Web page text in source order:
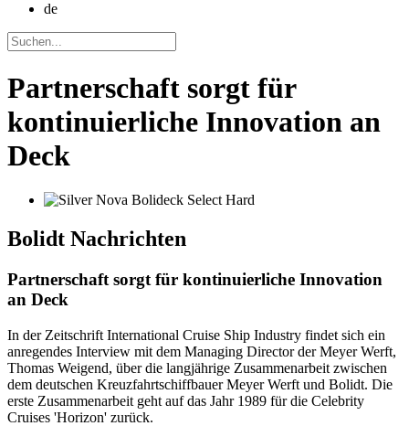
de
Partnerschaft sorgt für
kontinuierliche Innovation an
Deck
Bolidt Nachrichten
Partnerschaft sorgt für kontinuierliche Innovation
an Deck
In der Zeitschrift International Cruise Ship Industry findet sich ein
anregendes Interview mit dem Managing Director der Meyer Werft,
Thomas Weigend, über die langjährige Zusammenarbeit zwischen
dem deutschen Kreuzfahrtschiffbauer Meyer Werft und Bolidt. Die
erste Zusammenarbeit geht auf das Jahr 1989 für die Celebrity
Cruises 'Horizon' zurück.